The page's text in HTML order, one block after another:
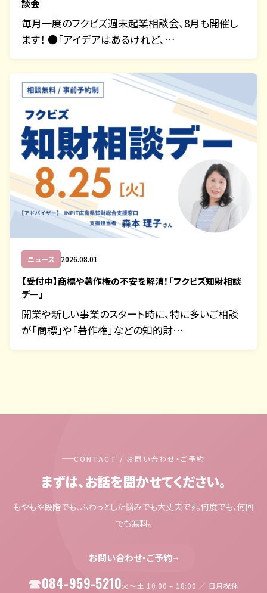
談会
毎月一度のフクビズ週末起業相談会、8月も開催し
ます！ ●「アイデアはあるけれど、…
ニュース 2026.08.01
【受付中】商標や著作権の不安を解消！「フクビズ知財相談
デー」
開業や新しい事業のスタート時に、特に多いご相談
が「商標」や「著作権」などの知的財…
CONTACT / お問い合わせ・ご予約
まずは、お話を聞かせてください。
もやもや段階でも、ふわっとした悩みでも大丈夫です。何度でも、何回
でも無料。
お問い合わせ・ご予約→
084-959-5210火〜土 10:00 – 18:00 ／ 日月祝休